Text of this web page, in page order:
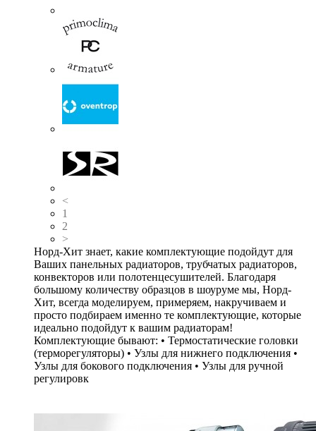
<
1
2
>
Норд-Хит знает, какие комплектующие подойдут для
Ваших панельных радиаторов, трубчатых радиаторов,
конвекторов или полотенцесушителей. Благодаря
большому количеству образцов в шоуруме мы, Норд-
Хит, всегда моделируем, примеряем, накручиваем и
просто подбираем именно те комплектующие, которые
идеально подойдут к вашим радиаторам!
Комплектующие бывают: • Термостатические головки
(терморегуляторы) • Узлы для нижнего подключения •
Узлы для бокового подключения • Узлы для ручной
регулировк